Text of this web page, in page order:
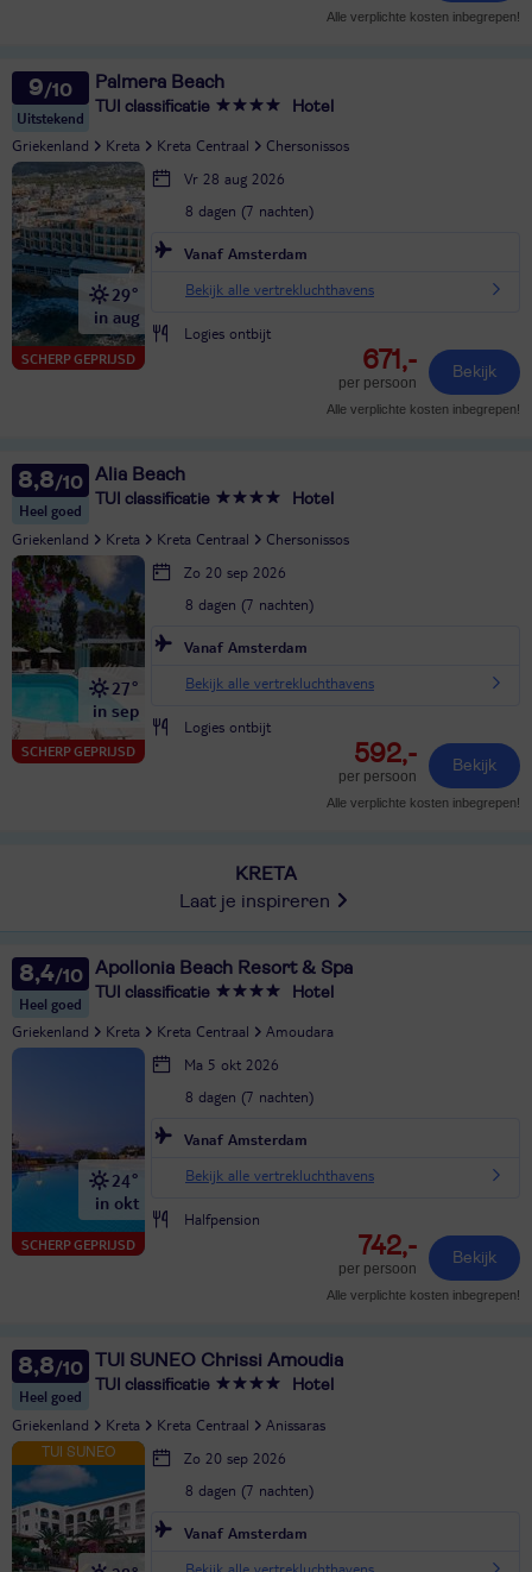
Alle verplichte kosten inbegrepen!
9
Uitstekend
Palmera Beach
TUI classificatie Hotel
Griekenland Kreta Kreta Centraal Chersonissos
SCHERP GEPRIJSD
29°
in aug
Vr 28 aug 2026
8 dagen (7 nachten)
Vanaf Amsterdam
Bekijk alle vertrekluchthavens
Logies ontbijt
671,-
per persoon
Bekijk
Alle verplichte kosten inbegrepen!
8,8
Heel goed
Alia Beach
TUI classificatie Hotel
Griekenland Kreta Kreta Centraal Chersonissos
SCHERP GEPRIJSD
27°
in sep
Zo 20 sep 2026
8 dagen (7 nachten)
Vanaf Amsterdam
Bekijk alle vertrekluchthavens
Logies ontbijt
592,-
per persoon
Bekijk
Alle verplichte kosten inbegrepen!
KRETA
Laat je inspireren
8,4
Heel goed
Apollonia Beach Resort & Spa
TUI classificatie Hotel
Griekenland Kreta Kreta Centraal Amoudara
SCHERP GEPRIJSD
24°
in okt
Ma 5 okt 2026
8 dagen (7 nachten)
Vanaf Amsterdam
Bekijk alle vertrekluchthavens
Halfpension
742,-
per persoon
Bekijk
Alle verplichte kosten inbegrepen!
8,8
Heel goed
TUI SUNEO Chrissi Amoudia
TUI classificatie Hotel
Griekenland Kreta Kreta Centraal Anissaras
Zo 20 sep 2026
8 dagen (7 nachten)
Vanaf Amsterdam
Bekijk alle vertrekluchthavens